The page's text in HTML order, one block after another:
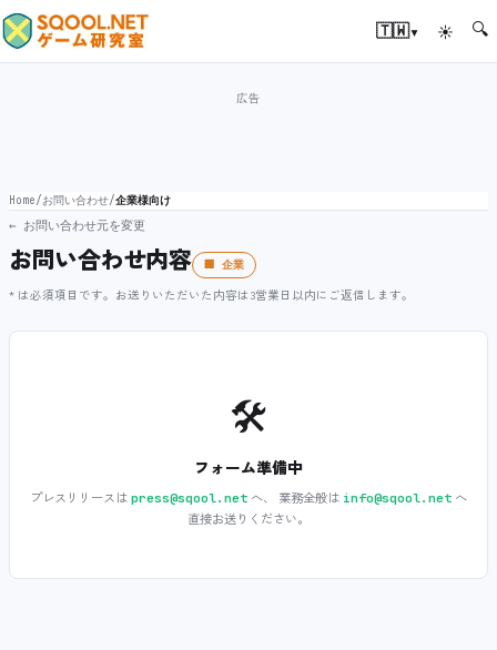
🇹🇼▾ ☀ 🔍
Home/お問い合わせ/企業様向け
← お問い合わせ元を変更
お問い合わせ内容 🏢 企業
* は必須項目です。お送りいただいた内容は3営業日以内にご返信します。
🛠️
フォーム準備中
プレスリリースは press@sqool.net へ、 業務全般は info@sqool.net へ
直接お送りください。